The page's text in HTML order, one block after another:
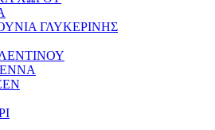
ΓΛΥΚΕΡΙΝΗΣ